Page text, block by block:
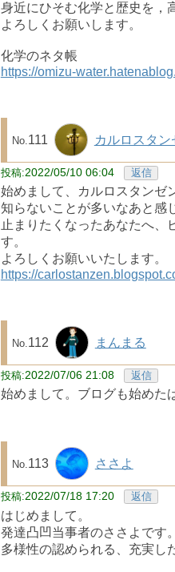
身近にひそむ化学と歴史を，
よろしくお願いします。
化学のネタ帳
https://omizu-
111 カルロスタン
2022/05/10 06:04 返信
始めまして、カルロスタンゼ
知らないことが多いなあと感
止まりたくなったあなたへ、
す。
よろしくお願いいたします。
https://
112 まんまる
2022/07/06 21:08 返信
始めまして。ブログも始めた
113 ささよ
2022/07/18 17:20 返信
はじめまして。
発達凸凹当事者のささよです。
多様性の認められる、充実し